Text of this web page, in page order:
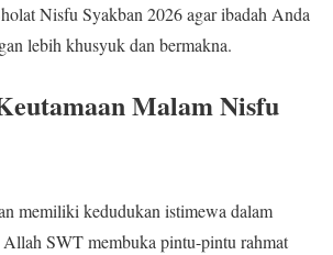
Nisfu Syakban 2026 agar ibadah Anda
lebih khusyuk dan bermakna.
Malam Nisfu
memiliki kedudukan istimewa dalam
SWT membuka pintu-pintu rahmat